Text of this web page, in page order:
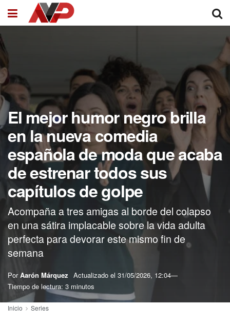
El mejor humor negro brilla
en la nueva comedia
española de moda que acaba
de estrenar todos sus
capítulos de golpe
Acompaña a tres amigas al borde del colapso
en una sátira implacable sobre la vida adulta
perfecta para devorar este mismo fin de
semana
Por Aarón Márquez Actualizado el 31/05/2026, 12:04
Tiempo de lectura: 3 minutos
Inicio Series